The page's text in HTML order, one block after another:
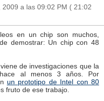
2009 a las 09:02 PM ( 21:02
en un chip son muchos,
demostrar: Un chip con 48
de investigaciones que la
al menos 3 años. Por
un prototipo de Intel con 80
fruto de ese trabajo.